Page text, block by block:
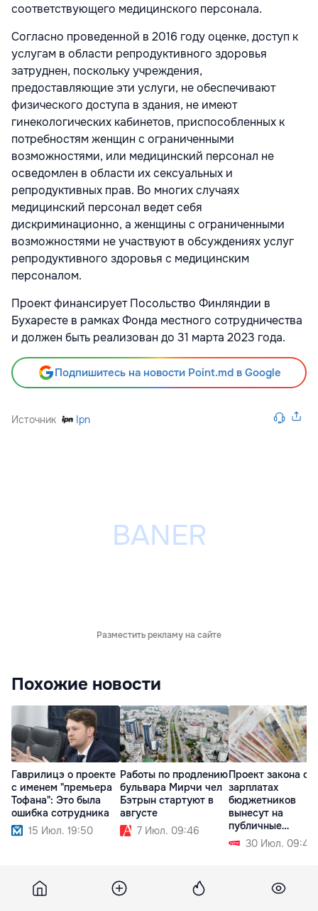
соответствующего медицинского персонала.
Согласно проведенной в 2016 году оценке, доступ к
услугам в области репродуктивного здоровья
затруднен, поскольку учреждения,
предоставляющие эти услуги, не обеспечивают
физического доступа в здания, не имеют
гинекологических кабинетов, приспособленных к
потребностям женщин с ограниченными
возможностями, или медицинский персонал не
осведомлен в области их сексуальных и
репродуктивных прав. Во многих случаях
медицинский персонал ведет себя
дискриминационно, а женщины с ограниченными
возможностями не участвуют в обсуждениях услуг
репродуктивного здоровья с медицинским
персоналом.
Проект финансирует Посольство Финляндии в
Бухаресте в рамках Фонда местного сотрудничества
и должен быть реализован до 31 марта 2023 года.
Подпишитесь на новости Point.md в Google
Источник Ipn
Разместить рекламу на сайте
Похожие новости
Гаврилицэ о проекте
с именем "премьера
Тофана": Это была
ошибка сотрудника
15 Июл. 19:50
Работы по продлению
бульвара Мирчи чел
Бэтрын стартуют в
августе
7 Июл. 09:46
Проект закона о
зарплатах
бюджетников
вынесут на
публичные
обсуждения в
сентябре
30 Июл. 09:49